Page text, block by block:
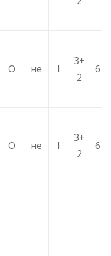
О не I
3+
2
6
О не I
3+
2
6